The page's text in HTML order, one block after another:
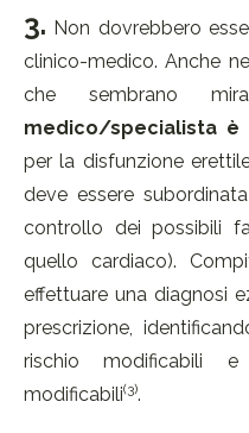
3. Non dovrebbero
clinico-medico. Anche
che sembrano
medico/specialista è
per la disfunzione
deve essere
controllo dei possibili
quello cardiaco).
effettuare una diagnosi
prescrizione,
rischio modificabili
modificabili(3).